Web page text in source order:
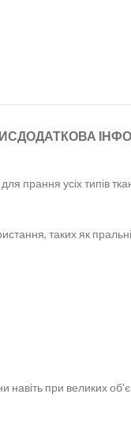
ДОДАТКОВА
прання усіх типів
таких як
навіть при великих